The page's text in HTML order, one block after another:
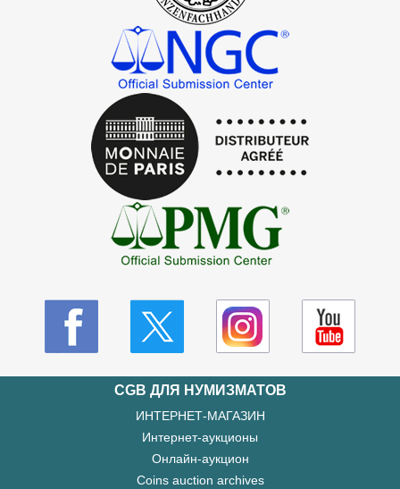
CGB ДЛЯ НУМИЗМАТОВ
ИНТЕРНЕТ-МАГАЗИН
Интернет-аукционы
Онлайн-аукцион
Coins auction archives